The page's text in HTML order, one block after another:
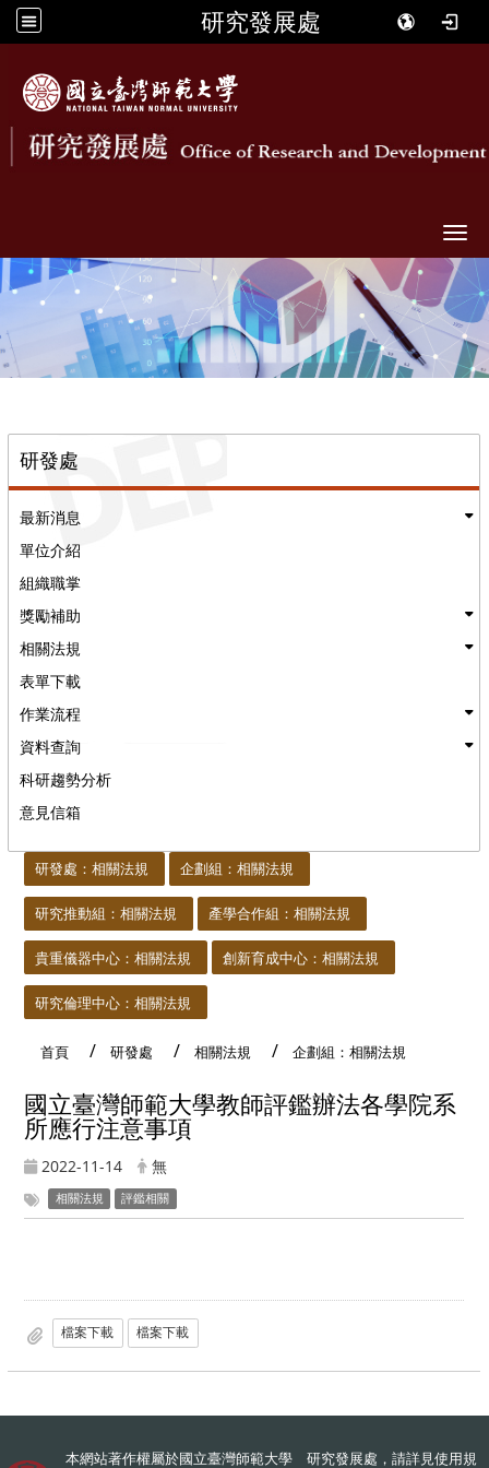
研究發展處
研發處
最新消息
單位介紹
組織職掌
獎勵補助
相關法規
表單下載
作業流程
資料查詢
科研趨勢分析
意見信箱
研發處：相關法規 企劃組：相關法規
研究推動組：相關法規 產學合作組：相關法規
貴重儀器中心：相關法規 創新育成中心：相關法規
研究倫理中心：相關法規
首頁 研發處 相關法規 企劃組：相關法規
國立臺灣師範大學教師評鑑辦法各學院系
所應行注意事項
2022-11-14 無
相關法規 評鑑相關
檔案下載 檔案下載
本網站著作權屬於國立臺灣師範大學 研究發展處，請詳見使用規